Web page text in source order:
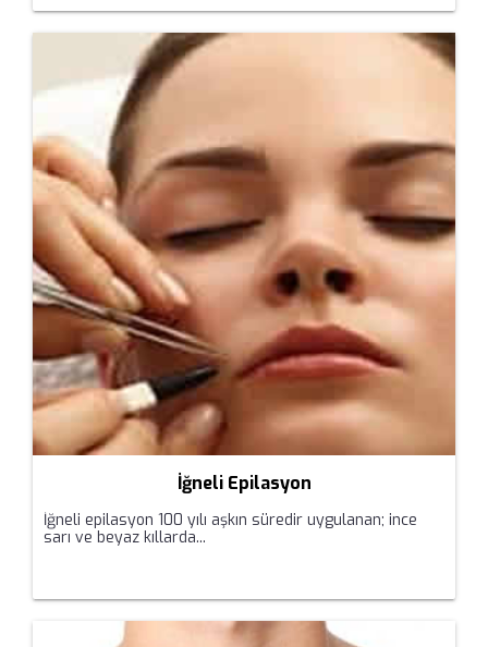
İğneli Epilasyon
İğneli epilasyon 100 yılı aşkın süredir uygulanan; ince
sarı ve beyaz kıllarda...